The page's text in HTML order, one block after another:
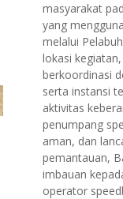
masyarakat
yang
melalui
lokasi
berkoordinasi
serta instansi
aktivitas
penumpang
aman, dan
pemantauan,
imbauan
operator